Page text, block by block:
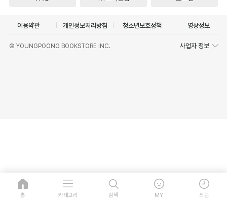
이용약관 개인정보처리방침 청소년보호정책 영상정보
© YOUNGPOONG BOOKSTORE INC. 사업자 정보
홈 카테고리 검색 MY 최근